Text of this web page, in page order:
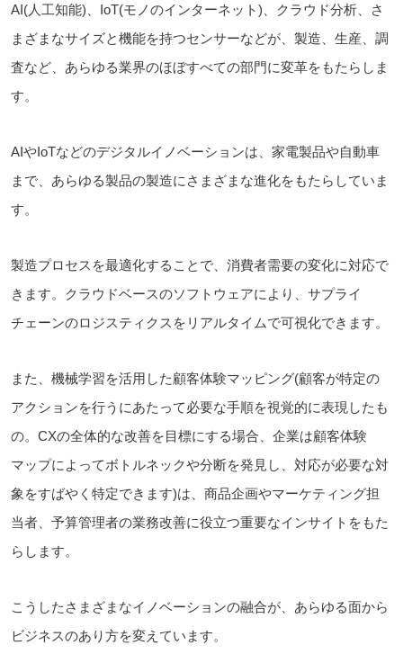
AI(人工知能)、IoT(モノのインターネット)、クラウド分析、さ
まざまなサイズと機能を持つセンサーなどが、製造、生産、調
査など、あらゆる業界のほぼすべての部門に変革をもたらしま
す。
AIやIoTなどのデジタルイノベーションは、家電製品や自動車
まで、あらゆる製品の製造にさまざまな進化をもたらしていま
す。
製造プロセスを最適化することで、消費者需要の変化に対応で
きます。クラウドベースのソフトウェアにより、サプライ
チェーンのロジスティクスをリアルタイムで可視化できます。
また、機械学習を活用した顧客体験マッピング(顧客が特定の
アクションを行うにあたって必要な手順を視覚的に表現したも
の。CXの全体的な改善を目標にする場合、企業は顧客体験
マップによってボトルネックや分断を発見し、対応が必要な対
象をすばやく特定できます)は、商品企画やマーケティング担
当者、予算管理者の業務改善に役立つ重要なインサイトをもた
らします。
こうしたさまざまなイノベーションの融合が、あらゆる面から
ビジネスのあり方を変えています。